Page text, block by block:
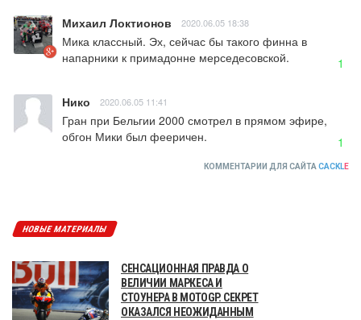
Михаил Локтионов 2020.06.05 18:38
Мика классный. Эх, сейчас бы такого финна в
напарники к примадонне мерседесовской.
1
Нико 2020.06.05 11:41
Гран при Бельгии 2000 смотрел в прямом эфире,
обгон Мики был фееричен.
1
КОММЕНТАРИИ ДЛЯ САЙТА CACKLE
НОВЫЕ МАТЕРИАЛЫ
СЕНСАЦИОННАЯ ПРАВДА О
ВЕЛИЧИИ МАРКЕСА И
СТОУНЕРА В MOTOGP. СЕКРЕТ
ОКАЗАЛСЯ НЕОЖИДАННЫМ